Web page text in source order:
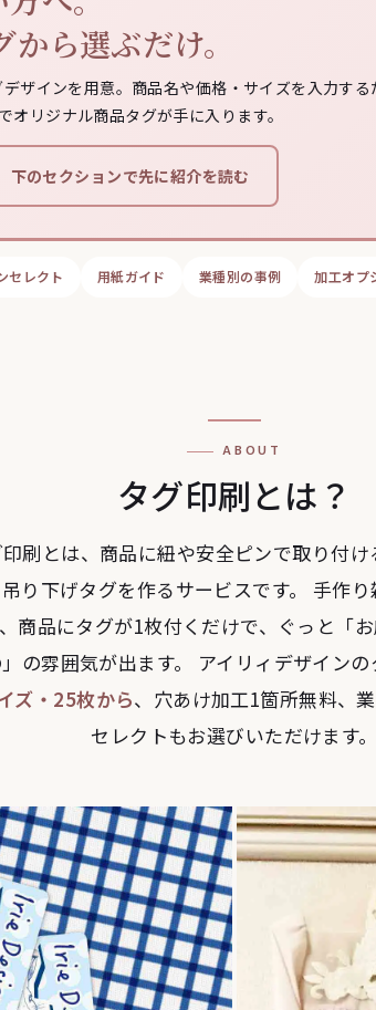
ら選ぶだけ。
ザインを用意。商品名や価格・サイズを入力す
リジナル商品タグが手に入ります。
下のセクションで先に紹介を読む
セレクト 用紙ガイド 業種別の事例 加工オプ
ABOUT
タグ印刷とは？
刷とは、商品に紐や安全ピンで取り付け
り下げタグを作るサービスです。 手作
商品にタグが1枚付くだけで、ぐっと「
の雰囲気が出ます。 アイリィデザインの
ズ・25枚から、穴あけ加工1箇所無料、
セレクトもお選びいただけます。